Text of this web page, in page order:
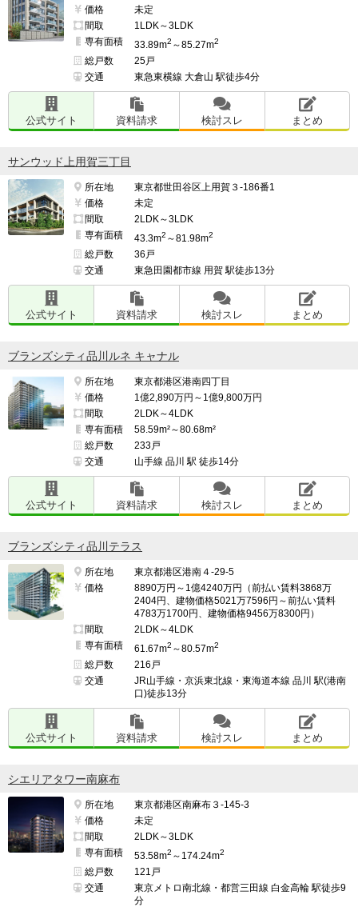
価格
未定
間取
1LDK～3LDK
専有面積
33.89m2 ～85.27m2
総戸数
25戸
交通
東急東横線 大倉山 駅徒歩4分
公式サイト 資料請求 検討スレ まとめ
サンウッド上用賀三丁目
所在地
東京都世田谷区上用賀３-186番1
価格
未定
間取
2LDK～3LDK
専有面積
43.3m2 ～81.98m2
総戸数
36戸
交通
東急田園都市線 用賀 駅徒歩13分
公式サイト 資料請求 検討スレ まとめ
ブランズシティ品川ルネ キャナル
所在地
東京都港区港南四丁目
価格
1億2,890万円～1億9,800万円
間取
2LDK～4LDK
専有面積
58.59m²～80.68m²
総戸数
233戸
交通
山手線 品川 駅 徒歩14分
公式サイト 資料請求 検討スレ まとめ
ブランズシティ品川テラス
所在地
東京都港区港南４-29-5
価格
8890万円～1億4240万円（前払い賃料3868万
2404円、建物価格5021万7596円～前払い賃料
4783万1700円、建物価格9456万8300円）
間取
2LDK～4LDK
専有面積
61.67m2 ～80.57m2
総戸数
216戸
交通
JR山手線・京浜東北線・東海道本線 品川 駅(港南
口)徒歩13分
公式サイト 資料請求 検討スレ まとめ
シエリアタワー南麻布
所在地
東京都港区南麻布３-145-3
価格
未定
間取
2LDK～3LDK
専有面積
53.58m2 ～174.24m2
総戸数
121戸
交通
東京メトロ南北線・都営三田線 白金高輪 駅徒歩9
分